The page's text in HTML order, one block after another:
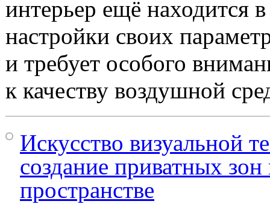
интерьер ещё находится
настройки своих
и требует особого
к качеству воздушной
Искусство визуальной
создание приватных
пространстве